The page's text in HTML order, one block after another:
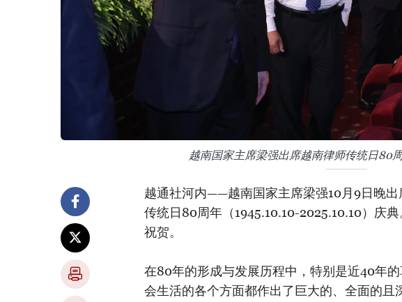
越南国家主席梁强出席越南律师传统日80
越通社河内——越南国家主席梁强10月9日晚
传统日80周年（1945.10.10-2025.10.10）庆
祝贺。
在80年的形成与发展历程中，特别是近40年
会生活的各个方面都作出了巨大的、全面的